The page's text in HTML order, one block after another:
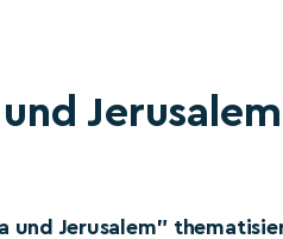
Jerusalem
und Jerusalem”